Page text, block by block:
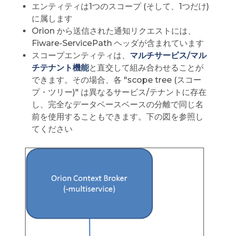
エンティティは1つのスコープ (そして、1つだけ)
に属します
Orion から送信された通知リクエストには、
Fiware-ServicePath ヘッダが含まれています
スコープエンティティは、 マルチサービス/マル
チテナント機能と直交して組み合わせることが
できます。その場合、各 "scope tree (スコー
プ・ツリー)" は異なるサービス/テナントに存在
し、完全なデータベースベースの分離で同じ名
前を使用することもできます。下の図を参照し
てください